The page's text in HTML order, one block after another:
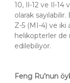
10, Il-12 ve Il-14
olarak sayılabilir.
Z-5 (MI-4) ve iki
helikopterler
edilebiliyor.
Feng Ru’nun